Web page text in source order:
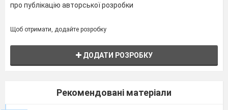
про публікацію авторської розробки
Щоб отримати, додайте розробку
ДОДАТИ РОЗРОБКУ
Рекомендовані матеріали